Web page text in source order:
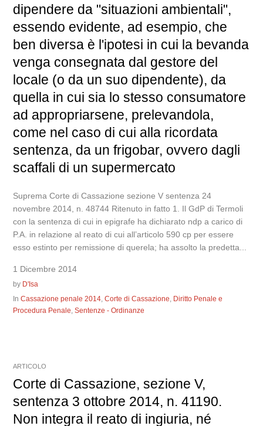
dipendere da "situazioni ambientali",
essendo evidente, ad esempio, che
ben diversa è l'ipotesi in cui la bevanda
venga consegnata dal gestore del
locale (o da un suo dipendente), da
quella in cui sia lo stesso consumatore
ad appropriarsene, prelevandola,
come nel caso di cui alla ricordata
sentenza, da un frigobar, ovvero dagli
scaffali di un supermercato
Suprema Corte di Cassazione sezione V sentenza 24
novembre 2014, n. 48744 Ritenuto in fatto 1. Il GdP di Termoli
con la sentenza di cui in epigrafe ha dichiarato ndp a carico di
P.A. in relazione al reato di cui all’articolo 590 cp per essere
esso estinto per remissione di querela; ha assolto la predetta...
1 Dicembre 2014
by D'Isa
InCassazione penale 2014 ,Corte di Cassazione Diritto Penale e
Procedura Penale ,Sentenze - Ordinanze
ARTICOLO
Corte di Cassazione, sezione V,
sentenza 3 ottobre 2014, n. 41190.
Non integra il reato di ingiuria, né